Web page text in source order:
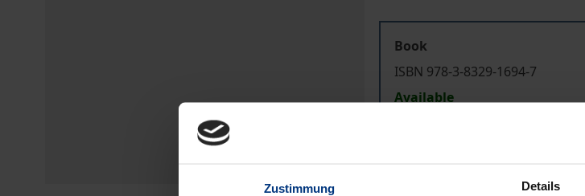
Zustimmung Details
Book
ISBN 978-3-8329-1694-7
Available